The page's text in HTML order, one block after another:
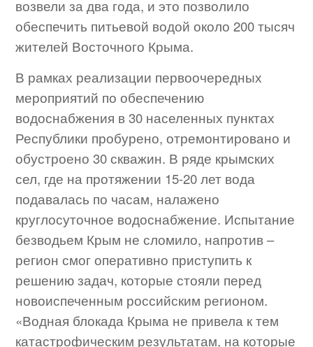
возвели за два года, и это позволило
обеспечить питьевой водой около 200 тысяч
жителей Восточного Крыма.
В рамках реализации первоочередных
мероприятий по обеспечению
водоснабжения в 30 населенных пунктах
Республики пробурено, отремонтировано и
обустроено 30 скважин. В ряде крымских
сел, где на протяжении 15-20 лет вода
подавалась по часам, налажено
круглосуточное водоснабжение. Испытание
безводьем Крым не сломило, напротив –
регион смог оперативно приступить к
решению задач, которые стояли перед
новоиспеченным российским регионом.
«Водная блокада Крыма не привела к тем
катастрофическим результатам, на которые